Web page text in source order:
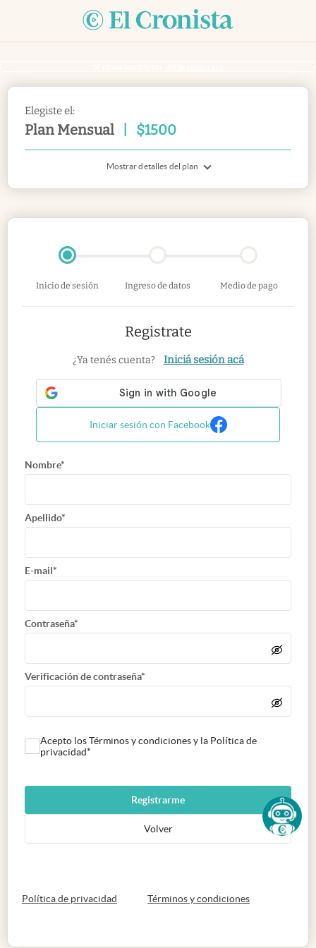
Elegiste el:
Plan Mensual $1500
Mostrar detalles del plan
Inicio de sesión Ingreso de datos Medio de pago
Registrate
¿Ya tenés cuenta? Iniciá sesión acá
Iniciar sesión con Facebook
Nombre*
Apellido*
E-mail*
Contraseña*
Verificación de contraseña*
Acepto los Términos y condiciones y la Política de
privacidad*
Registrarme
Volver
Política de privacidad abre en nueva pestaña
Términos y condicionesabre en nueva